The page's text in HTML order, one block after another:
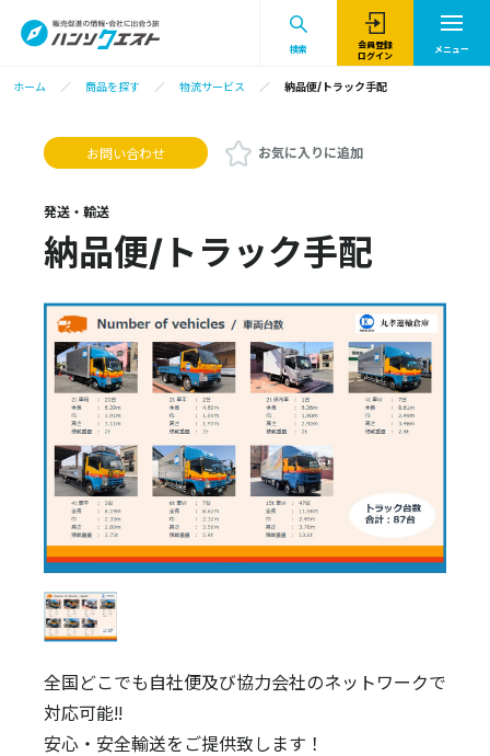
検索
会員登録
ログイン
メニュー
ホーム 商品を探す 物流サービス 納品便/トラック手配
お問い合わせ お気に入りに追加
発送・輸送
納品便/トラック手配
全国どこでも自社便及び協力会社のネットワークで
対応可能!!
安心・安全輸送をご提供致します！